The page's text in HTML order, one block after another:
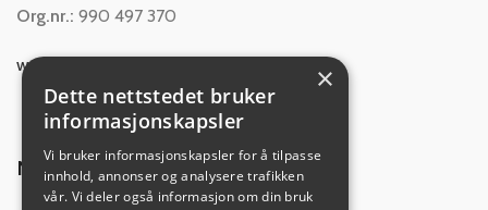
Org.nr.: 990 497 370
www.alfavarme.no
NYTTIGE LINKER
×
Dette nettstedet bruker
informasjonskapsler
Vi bruker informasjonskapsler for å tilpasse
innhold, annonser og analysere trafikken
vår. Vi deler også informasjon om din bruk